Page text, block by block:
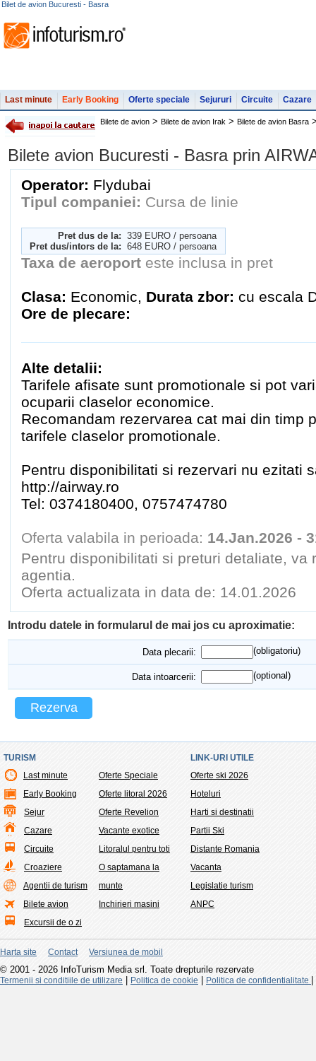
Bilet de avion Bucuresti - Basra
Last minute Early Booking Oferte speciale Sejururi Circuite Cazare
Bilete de avion > Bilete de avion Irak > Bilete de avion Basra
Bilete avion Bucuresti - Basra prin
Operator: Flydubai
Tipul companiei: Cursa de linie
Pret dus de la: 339 EURO / persoana
Pret dus/intors de la: 648 EURO / persoana
Taxa de aeroport este inclusa in pret
Clasa: Economic, Durata zbor: cu escala
Ore de plecare:
Alte detalii:
Tarifele afisate sunt promotionale si pot
ocuparii claselor economice.
Recomandam rezervarea cat mai din timp
tarifele claselor promotionale.
Pentru disponibilitati si rezervari nu ezitati
http://airway.ro
Tel: 0374180400, 0757474780
Oferta valabila in perioada: 14.Jan.2026 -
Pentru disponibilitati si preturi detaliate, va
agentia.
Oferta actualizata in data de: 14.01.2026
Introdu datele in formularul de mai jos cu aproximatie:
Data plecarii: (obligatoriu)
Data intoarcerii: (optional)
Rezerva
TURISM
Last minute
Early Booking
Sejur
Cazare
Circuite
Croaziere
Agentii de turism
Bilete avion
Excursii de o zi
Oferte Speciale
Oferte litoral 2026
Oferte Revelion
Vacante exotice
Litoralul pentru toti
O saptamana la
munte
Inchirieri masini
LINK-URI UTILE
Oferte ski 2026
Hoteluri
Harti si destinatii
Partii Ski
Distante Romania
Vacanta
Legislatie turism
ANPC
Harta site Contact Versiunea de mobil
© 2001 - 2026 InfoTurism Media srl. Toate drepturile rezervate
Termenii si conditiile de utilizare Politica de cookie Politica de confidentialitate